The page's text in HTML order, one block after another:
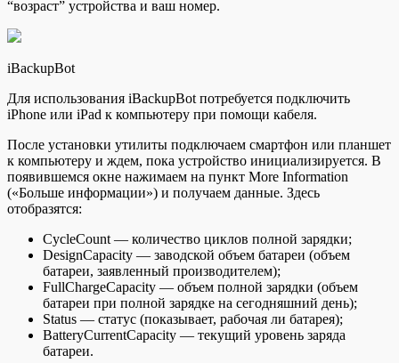
“возраст” устройства и ваш номер.
iBackupBot
Для использования iBackupBot потребуется подключить
iPhone или iPad к компьютеру при помощи кабеля.
После установки утилиты подключаем смартфон или планшет
к компьютеру и ждем, пока устройство инициализируется. В
появившемся окне нажимаем на пункт More Information
(«Больше информации») и получаем данные. Здесь
отобразятся:
CycleCount — количество циклов полной зарядки;
DesignCapacity — заводской объем батареи (объем
батареи, заявленный производителем);
FullChargeCapacity — объем полной зарядки (объем
батареи при полной зарядке на сегодняшний день);
Status — статус (показывает, рабочая ли батарея);
BatteryCurrentCapacity — текущий уровень заряда
батареи.